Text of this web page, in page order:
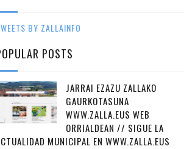
BY ZALLAINFO
POSTS
JARRAI EZAZU ZALLAKO
GAURKOTASUNA
WWW.ZALLA.EUS WEB
ORRIALDEAN // SIGUE LA
MUNICIPAL EN WWW.ZALLA.EUS